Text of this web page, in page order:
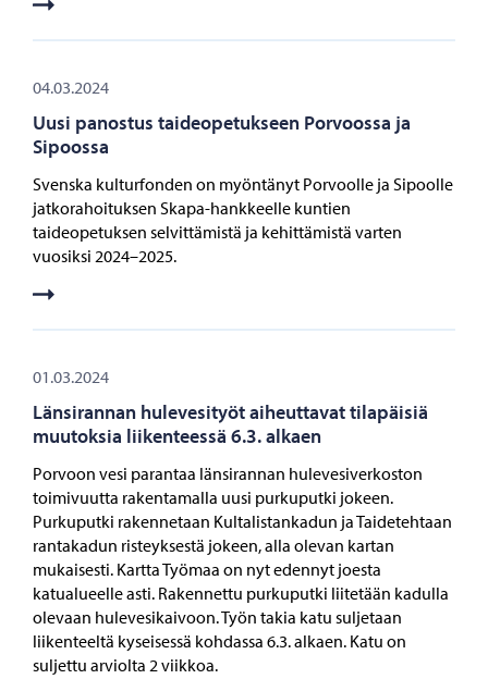
04.03.2024
Uusi panostus taideopetukseen Porvoossa ja
Sipoossa
Svenska kulturfonden on myöntänyt Porvoolle ja Sipoolle
jatkorahoituksen Skapa-hankkeelle kuntien
taideopetuksen selvittämistä ja kehittämistä varten
vuosiksi 2024–2025.
01.03.2024
Länsirannan hulevesityöt aiheuttavat tilapäisiä
muutoksia liikenteessä 6.3. alkaen
Porvoon vesi parantaa länsirannan hulevesiverkoston
toimivuutta rakentamalla uusi purkuputki jokeen.
Purkuputki rakennetaan Kultalistankadun ja Taidetehtaan
rantakadun risteyksestä jokeen, alla olevan kartan
mukaisesti. Kartta Työmaa on nyt edennyt joesta
katualueelle asti. Rakennettu purkuputki liitetään kadulla
olevaan hulevesikaivoon. Työn takia katu suljetaan
liikenteeltä kyseisessä kohdassa 6.3. alkaen. Katu on
suljettu arviolta 2 viikkoa.